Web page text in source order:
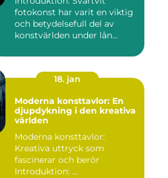
fotokonst har varit en viktig
och betydelsefull del av
konstvärlden under lån...
18. jan
Moderna konsttavlor: En
djupdykning i den kreativa
världen
Moderna konsttavlor:
Kreativa uttryck som
fascinerar och berör
Introduktion: ...